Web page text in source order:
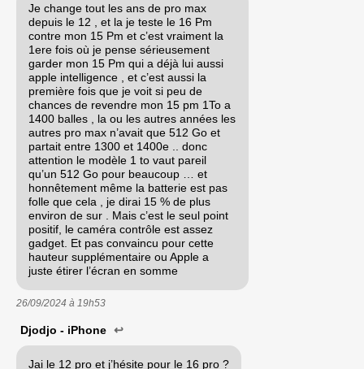
Je change tout les ans de pro max
depuis le 12 , et la je teste le 16 Pm
contre mon 15 Pm et c’est vraiment la
1ere fois où je pense sérieusement
garder mon 15 Pm qui a déjà lui aussi
apple intelligence , et c’est aussi la
première fois que je voit si peu de
chances de revendre mon 15 pm 1To a
1400 balles , la ou les autres années les
autres pro max n’avait que 512 Go et
partait entre 1300 et 1400e .. donc
attention le modèle 1 to vaut pareil
qu’un 512 Go pour beaucoup … et
honnêtement même la batterie est pas
folle que cela , je dirai 15 % de plus
environ de sur . Mais c’est le seul point
positif, le caméra contrôle est assez
gadget. Et pas convaincu pour cette
hauteur supplémentaire ou Apple a
juste étirer l’écran en somme
26/09/2024 à 19h53
Djodjo - iPhone ↩
Jai le 12 pro et j’hésite pour le 16 pro ?